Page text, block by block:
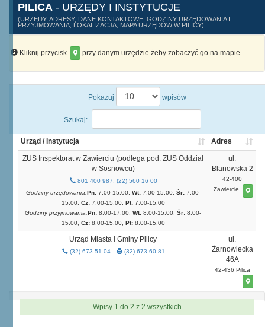
PILICA - URZĘDY I INSTYTUCJE
(URZĘDY, ADRESY, DANE KONTAKTOWE, GODZINY URZĘDOWANIA I
PRZYJMOWANIA, LOKALIZACJA, MAPA URZĘDÓW W PILICY)
Kliknij przycisk przy danym urzędzie żeby zobaczyć go na mapie.
Pokazuj wpisów
Szukaj:
Urząd / Instytucja Adres
ZUS Inspektorat w Zawierciu (podlega pod: ZUS Oddział
w Sosnowcu)
801 400 987, (22) 560 16 00
Godziny urzędowania:Pn:7.00-15.00, Wt:7.00-15.00, Śr:7.00-
15.00, Cz:7.00-15.00, Pt:7.00-15.00
Godziny przyjmowania:Pn: 8.00-17.00, Wt: 8.00-15.00, Śr: 8.00-
15.00, Cz:8.00-15.00, Pt:8.00-15.00
ul.
Blanowska 2
42-400
Zawiercie
Urząd Miasta i Gminy Pilicy
(32) 673-51-04 (32) 673-60-81
ul.
Żarnowiecka
46A
42-436 Pilica
Wpisy 1 do 2 z 2 wszystkich